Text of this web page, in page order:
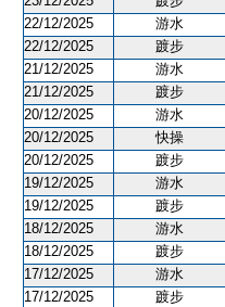
22/12/2025
游水
22/12/2025
踱步
21/12/2025
游水
21/12/2025
踱步
20/12/2025
游水
20/12/2025
快操
20/12/2025
踱步
19/12/2025
游水
19/12/2025
踱步
18/12/2025
游水
18/12/2025
踱步
17/12/2025
游水
17/12/2025
踱步